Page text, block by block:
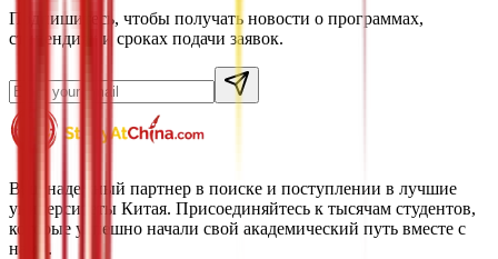
Подпишитесь, чтобы получать новости о программах,
стипендиях и сроках подачи заявок.
Ваш надежный партнер в поиске и поступлении в лучшие
университеты Китая. Присоединяйтесь к тысячам студентов,
которые успешно начали свой академический путь вместе с
нами.